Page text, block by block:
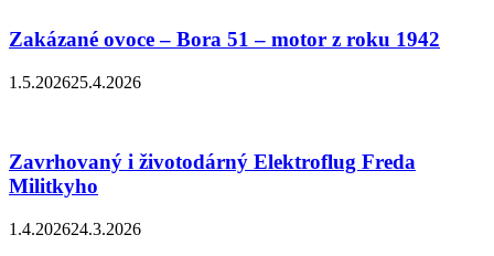
Zakázané ovoce – Bora 51 – motor z roku 1942
1.5.202625.4.2026
Zavrhovaný i životodárný Elektroflug Freda
Militkyho
1.4.202624.3.2026